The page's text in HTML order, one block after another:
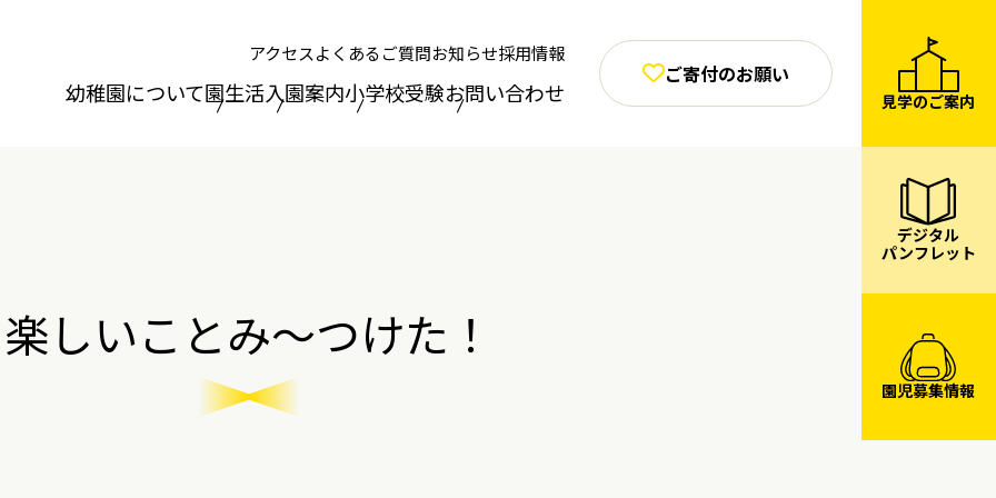
アクセスよくあるご質問お知らせ採用情報
幼稚園について園生活入園案内小学校受験お問い合わせ
ご寄付のお願い
見学のご案内
デジタル
パンフレット
園児募集情報
楽しいことみ～つけた！